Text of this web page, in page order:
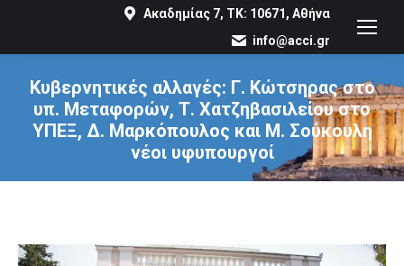
Ακαδημίας 7, ΤΚ: 10671, Αθήνα
info@acci.gr
Κυβερνητικές αλλαγές: Γ. Κώτσηρας στο
υπ. Μεταφορών, Τ. Χατζηβασιλείου στο
ΥΠΕΞ, Δ. Μαρκόπουλος και Μ. Σούκουλη
νέοι υφυπουργοί
You are here: